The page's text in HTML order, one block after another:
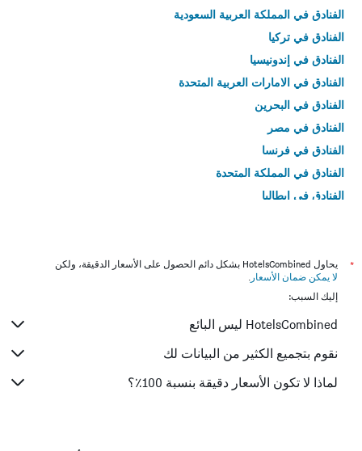
الفنادق في المملكة العربية السعودية
الفنادق في تركيا
الفنادق في إندونيسيا
الفنادق في الامارات العربية المتحدة
الفنادق في البحرين
الفنادق في مصر
الفنادق في فرنسا
الفنادق في المملكة المتحدة
الفنادق في إيطاليا
*
يحاول HotelsCombined بشكل دائم الحصول على الأسعار الدقيقة، ولكن
لا يمكن ضمان الأسعار .
إليك السبب:
HotelsCombined ليس البائع
نقوم بتجميع الكثير من البيانات لك
لماذا لا تكون الأسعار دقيقة بنسبة 100٪؟